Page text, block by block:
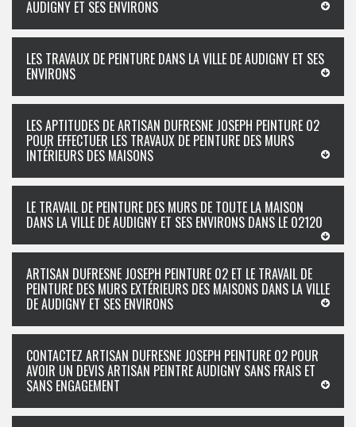
AUDIGNY ET SES ENVIRONS
LES TRAVAUX DE PEINTURE DANS LA VILLE DE AUDIGNY ET SES
ENVIRONS
LES APTITUDES DE ARTISAN DUFRESNE JOSEPH PEINTURE 02
POUR EFFECTUER LES TRAVAUX DE PEINTURE DES MURS
INTÉRIEURS DES MAISONS
LE TRAVAIL DE PEINTURE DES MURS DE TOUTE LA MAISON
DANS LA VILLE DE AUDIGNY ET SES ENVIRONS DANS LE 02120
ARTISAN DUFRESNE JOSEPH PEINTURE 02 ET LE TRAVAIL DE
PEINTURE DES MURS EXTÉRIEURS DES MAISONS DANS LA VILLE
DE AUDIGNY ET SES ENVIRONS
CONTACTEZ ARTISAN DUFRESNE JOSEPH PEINTURE 02 POUR
AVOIR UN DEVIS ARTISAN PEINTRE AUDIGNY SANS FRAIS ET
SANS ENGAGEMENT